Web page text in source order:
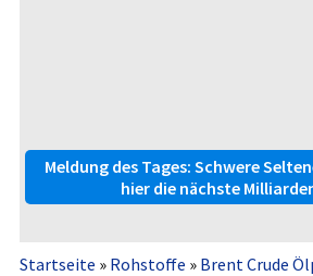
Meldung des Tages: Schwere
hier die nächste
Startseite » Rohstoffe » Brent Crude